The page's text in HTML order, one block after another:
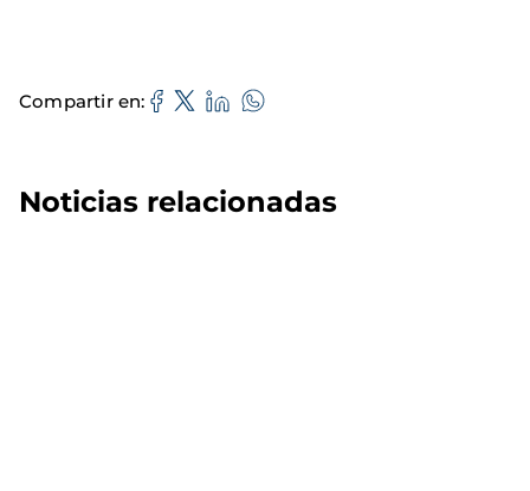
Compartir en
Noticias relacionadas